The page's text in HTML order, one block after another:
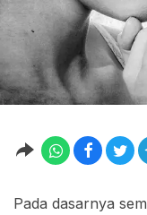
Pada dasarnya